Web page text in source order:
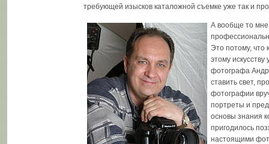
требующей изысков каталожной съемке уже так и
А вообще то мне
Это потому, что
этому
фотографа
ставить свет,
фотографии
портреты и
основы знания
пригодилось
настоящими